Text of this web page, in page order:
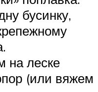
бусинку,
на леске
(или вяжем